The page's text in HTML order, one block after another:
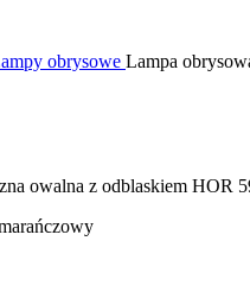
obrysowe Lampa
owalna z odblaskiem HOR